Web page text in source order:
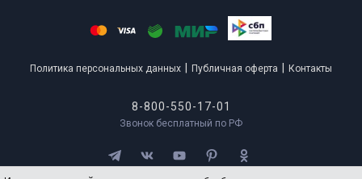
Политика персональных данных Публичная оферта Контакты
8-800-550-17-01
Звонок бесплатный по РФ